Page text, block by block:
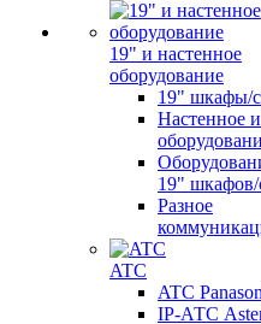
19" и настенное
оборудование
19" шкафы/
Настенное
19" шкафов/
Разное
ATC
ATC
IP-АТС